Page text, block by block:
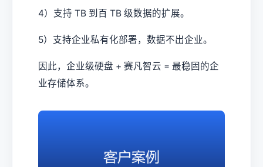
4）支持 TB 到百 TB 级数据的扩展。
5）支持企业私有化部署，数据不出企业。
因此，企业级硬盘 + 赛凡智云 = 最稳固的企
业存储体系。